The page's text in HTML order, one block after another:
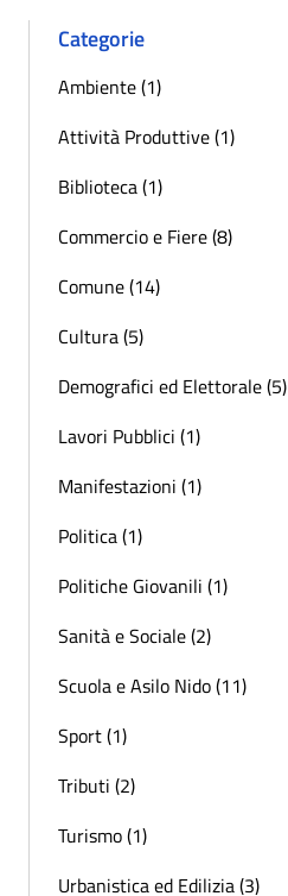
Categorie
Ambiente (1)
Attività Produttive (1)
Biblioteca (1)
Commercio e Fiere (8)
Comune (14)
Cultura (5)
Demografici ed Elettorale (5)
Lavori Pubblici (1)
Manifestazioni (1)
Politica (1)
Politiche Giovanili (1)
Sanità e Sociale (2)
Scuola e Asilo Nido (11)
Sport (1)
Tributi (2)
Turismo (1)
Urbanistica ed Edilizia (3)